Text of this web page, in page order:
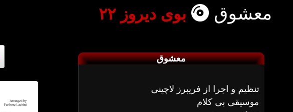
معشوق بوی دیروز ۲۲
معشوق
تنظیم و اجرا از فریبرز لاچینی
موسیقی بی کلام